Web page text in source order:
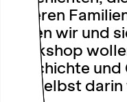
unseren
denen wir und
Workshop
Geschichte
uns selbst